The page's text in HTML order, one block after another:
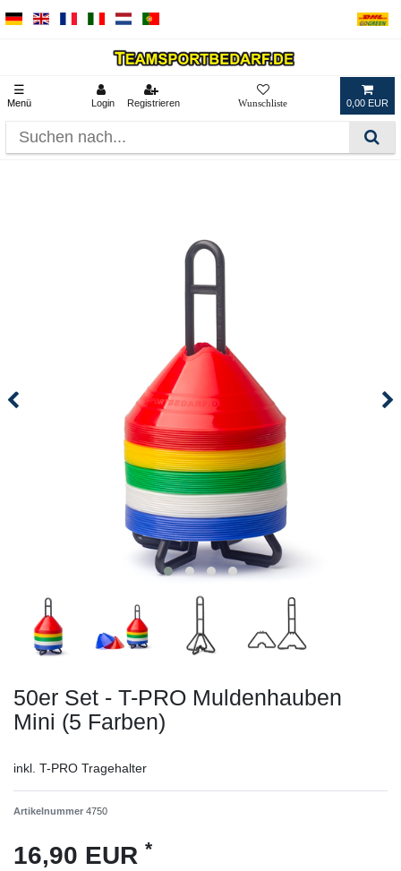
☰
Menü Login Registrieren 0,00 EUR
50er Set - T-PRO Muldenhauben
Mini (5 Farben)
inkl. T-PRO Tragehalter
Artikelnummer 4750
16,90 EUR *